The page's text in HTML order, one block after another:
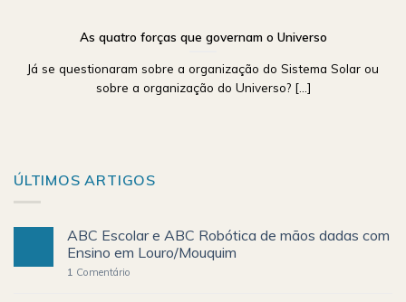
As quatro forças que governam o Universo
Já se questionaram sobre a organização do Sistema Solar ou
sobre a organização do Universo? [...]
ÚLTIMOS ARTIGOS
ABC Escolar e ABC Robótica de mãos dadas com
Ensino em Louro/Mouquim
1 Comentário